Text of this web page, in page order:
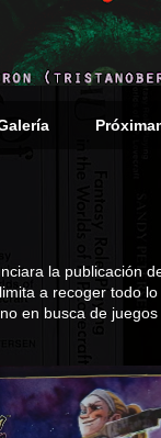
la publicación
a recoger todo
en busca de